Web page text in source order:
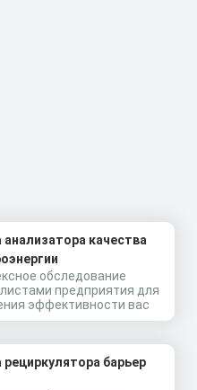
анализатора качества
обследование
предприятия для
эффективности вас
рециркулятора барьер